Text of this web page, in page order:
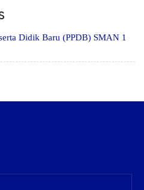
Didik Baru (PPDB) SMAN 1